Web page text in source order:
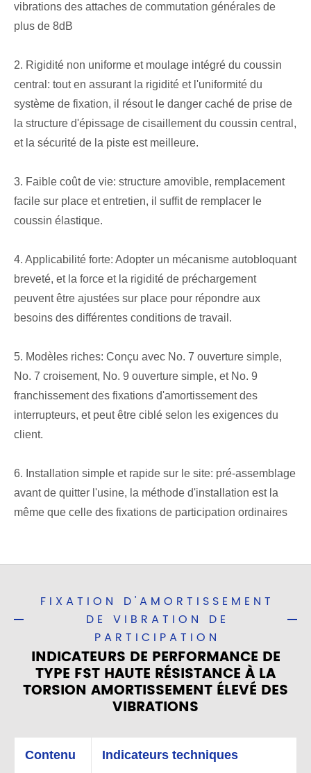
vibrations des attaches de commutation générales de
plus de 8dB
2. Rigidité non uniforme et moulage intégré du coussin
central: tout en assurant la rigidité et l'uniformité du
système de fixation, il résout le danger caché de prise de
la structure d'épissage de cisaillement du coussin central,
et la sécurité de la piste est meilleure.
3. Faible coût de vie: structure amovible, remplacement
facile sur place et entretien, il suffit de remplacer le
coussin élastique.
4. Applicabilité forte: Adopter un mécanisme autobloquant
breveté, et la force et la rigidité de préchargement
peuvent être ajustées sur place pour répondre aux
besoins des différentes conditions de travail.
5. Modèles riches: Conçu avec No. 7 ouverture simple,
No. 7 croisement, No. 9 ouverture simple, et No. 9
franchissement des fixations d'amortissement des
interrupteurs, et peut être ciblé selon les exigences du
client.
6. Installation simple et rapide sur le site: pré-assemblage
avant de quitter l'usine, la méthode d'installation est la
même que celle des fixations de participation ordinaires
FIXATION D'AMORTISSEMENT
DE VIBRATION DE
PARTICIPATION
INDICATEURS DE PERFORMANCE DE
TYPE FST HAUTE RÉSISTANCE À LA
TORSION AMORTISSEMENT ÉLEVÉ DES
VIBRATIONS
Contenu Indicateurs techniques